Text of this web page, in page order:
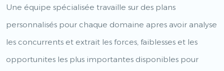
Une équipe spécialisée travaille sur des plans
personnalisés pour chaque domaine apres avoir analyse
les concurrents et extrait les forces, faiblesses et les
opportunites les plus importantes disponibles pour